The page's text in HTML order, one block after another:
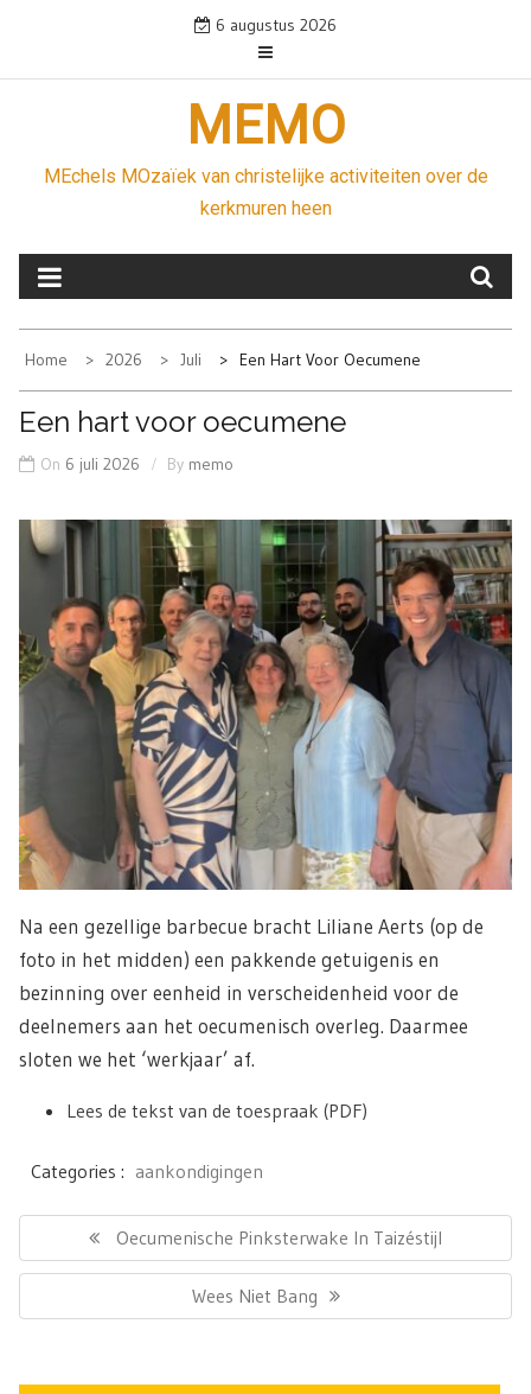
content
6 augustus 2026
MEMO
MEchels MOzaïek van christelijke activiteiten over de
kerkmuren heen
Home 2026 Juli Een Hart Voor Oecumene
Een hart voor oecumene
On 6 juli 2026 By memo
Na een gezellige barbecue bracht Liliane Aerts (op de
foto in het midden) een pakkende getuigenis en
bezinning over eenheid in verscheidenheid voor de
deelnemers aan het oecumenisch overleg. Daarmee
sloten we het ‘werkjaar’ af.
Lees de tekst van de toespraak (PDF)
Categories : aankondigingen
Bericht
navigatie
Previous
Post:
Oecumenische Pinksterwake In Taizéstijl
Next
Post:
Wees Niet Bang